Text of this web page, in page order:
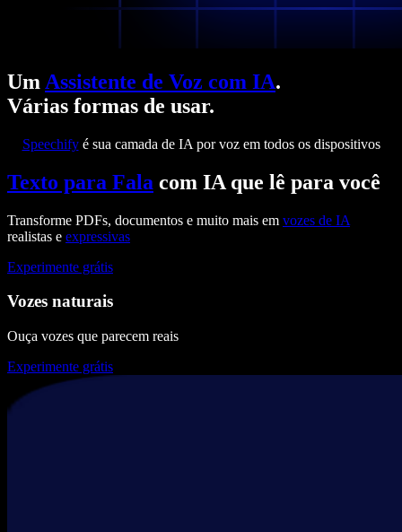
Um Assistente de Voz com IA.
Várias formas de usar.
Speechifyé sua camada de IA por voz em todos os dispositivos
Texto para Fala com IA que lê para você
Transforme PDFs, documentos e muito mais em vozes de IA
realistas e expressivas
Experimente grátis
Vozes naturais
Ouça vozes que parecem reais
Experimente grátis